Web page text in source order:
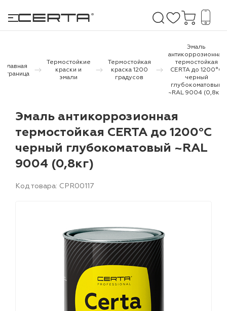
покрытия
бетону,
и эмали
Главная
страница
Термостойкие
краски и
эмали
Термостойкая
краска 1200
градусов
Эмаль
антикоррозионная
термостойкая
CERTA до 1200°С
черный
глубокоматовый
~RAL 9004 (0,8кг)
Эмаль антикоррозионная
термостойкая CERTA до 1200°С
черный глубокоматовый ~RAL
9004 (0,8кг)
Код товара: CPR00117